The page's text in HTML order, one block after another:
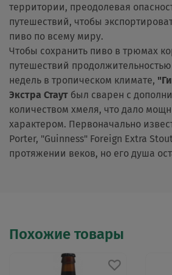
территории, преодолевая
путешествий, чтобы
пиво по всему миру.
Чтобы сохранить пиво в трюмах
путешествий
недель в тропическом климате,
Экстра Стаут был сварен с
количеством хмеля, что дало
характером. Первоначально
Porter, "Guinness" Foreign Extra
протяжении веков, но его душа
Похожие товары